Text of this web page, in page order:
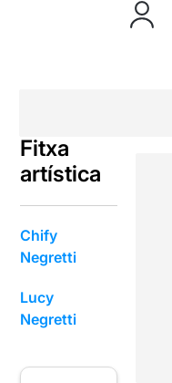
Fitxa
artística
Chify
Negretti
Lucy
Negretti